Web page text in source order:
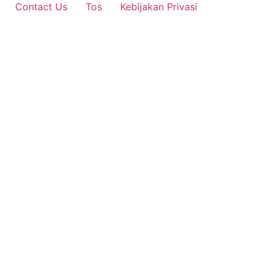
Contact Us Tos Kebijakan Privasi